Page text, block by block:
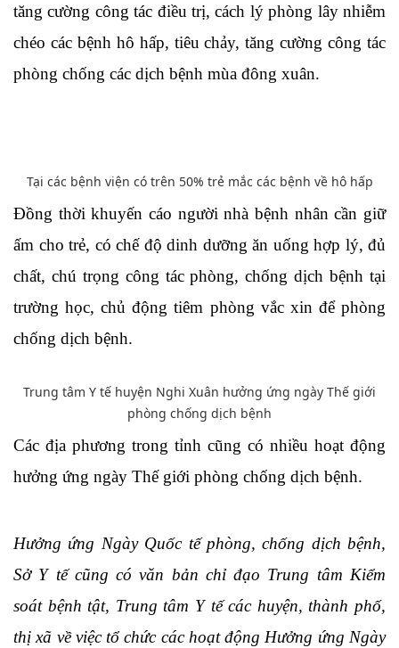
tăng cường công tác điều trị, cách lý phòng lây nhiễm
chéo các bệnh hô hấp, tiêu chảy, tăng cường công tác
phòng chống các dịch bệnh mùa đông xuân.
Tại các bệnh viện có trên 50% trẻ mắc các bệnh về hô hấp
Đồng thời khuyến cáo người nhà bệnh nhân cần giữ
ấm cho trẻ, có chế độ dinh dưỡng ăn uống hợp lý, đủ
chất, chú trọng công tác phòng, chống dịch bệnh tại
trường học, chủ động tiêm phòng vắc xin để phòng
chống dịch bệnh.
Trung tâm Y tế huyện Nghi Xuân hưởng ứng ngày Thế giới
phòng chống dịch bệnh
Các địa phương trong tỉnh cũng có nhiều hoạt động
hưởng ứng ngày Thế giới phòng chống dịch bệnh.
Hưởng ứng Ngày Quốc tế phòng, chống dịch bệnh,
Sở Y tế cũng có văn bản chỉ đạo Trung tâm Kiểm
soát bệnh tật, Trung tâm Y tế các huyện, thành phố,
thị xã về việc tổ chức các hoạt động Hưởng ứng Ngày